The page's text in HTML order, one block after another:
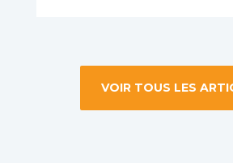
VOIR TOUS LES